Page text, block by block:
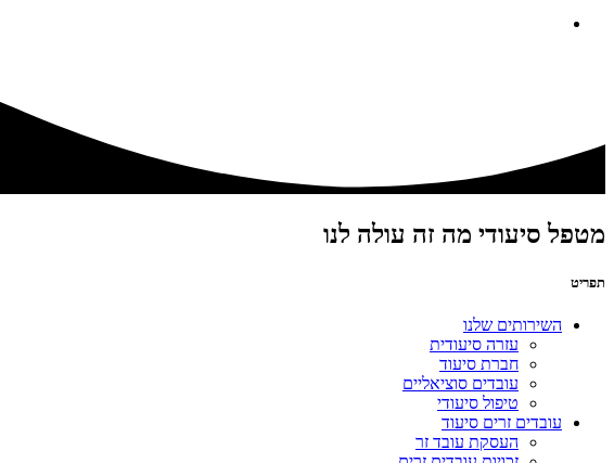
מטפל סיעודי מה זה עולה לנו
תפריט
השירותים שלנו
עזרה סיעודית
חברת סיעוד
עובדים סוציאליים
טיפול סיעודי
עובדים זרים סיעוד
העסקת עובד זר